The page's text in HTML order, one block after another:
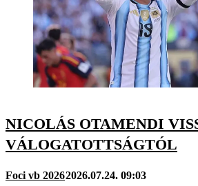
NICOLÁS OTAMENDI
VÁLOGATOTTSÁGTÓL
Foci vb 20262026.07.24. 09:03